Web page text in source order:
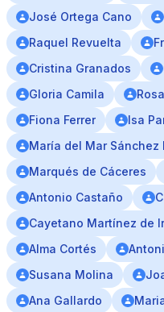
José Ortega Cano
Raquel Revuelta
Cristina Granados
Gloria Camila
Fiona Ferrer
Isa
María del Mar Sánchez
Marqués de Cáceres
Antonio Castaño
Cayetano Martínez de
Alma Cortés
Susana Molina
Ana Gallardo